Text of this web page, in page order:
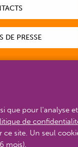
DE PRESSE
que pour l'analyse
de
site. Un seul
mois).